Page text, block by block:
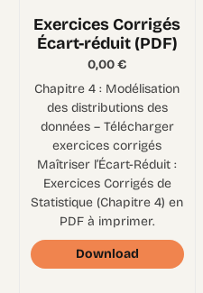
Exercices Corrigés
Écart-réduit (PDF)
0,00€
Chapitre 4 : Modélisation
des distributions des
données – Télécharger
exercices corrigés
Maîtriser l’Écart-Réduit :
Exercices Corrigés de
Statistique (Chapitre 4) en
PDF à imprimer.
Download